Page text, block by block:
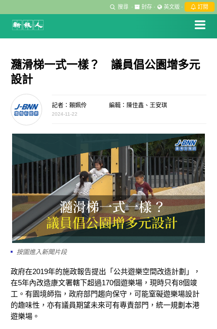
搜尋 · 封存 · 英文版 · 訂閱
瀡滑梯一式一樣？ 議員倡公園增多元
設計
記者：賴姵伶 編輯：陳佳鑫、王安琪
2024-11-22
按圖進入新聞片段
政府在2019年的施政報告提出「公共遊樂空間改造計劃」，
在5年內改造康文署轄下超過170個遊樂場，現時只有8個竣
工。有園境師指，政府部門趨向保守，可能窒礙遊樂場設計
的趣味性，亦有議員期望未來可有專責部門，統一規劃本港
遊樂場。